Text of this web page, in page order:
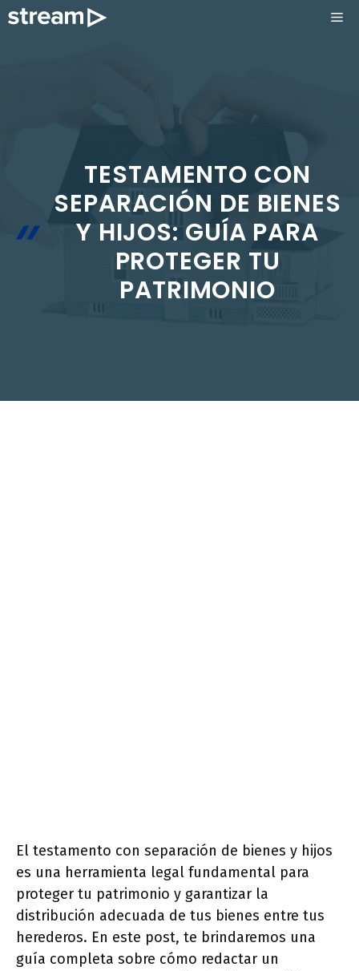
Saltar
TESTAMENTO CON
SEPARACIÓN DE BIENES
Y HIJOS: GUÍA PARA
PROTEGER TU
PATRIMONIO
El testamento con separación de bienes y hijos
es una herramienta legal fundamental para
proteger tu patrimonio y garantizar la
distribución adecuada de tus bienes entre tus
herederos. En este post, te brindaremos una
guía completa sobre cómo redactar un